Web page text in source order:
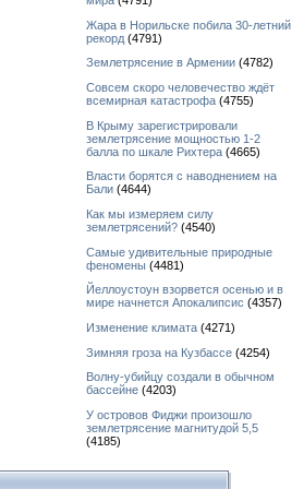
Жара в Норильске побила 30-летний
рекорд (4791)
Землетрясение в Армении (4782)
Совсем скоро человечество ждёт
всемирная катастрофа (4755)
В Крыму зарегистрировали
землетрясение мощностью 1-2
балла по шкале Рихтера (4665)
Власти борятся с наводнением на
Бали (4644)
Как мы измеряем силу
землетрясений? (4540)
Самые удивительные природные
феномены (4481)
Йеллоустоун взорвется осенью и в
мире начнется Апокалипсис (4357)
Изменение климата (4271)
Зимняя гроза на Кузбассе (4254)
Волну-убийцу создали в обычном
бассейне (4203)
У островов Фиджи произошло
землетрясение магнитудой 5,5
(4185)